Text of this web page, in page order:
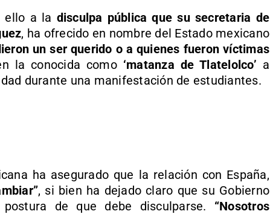
ello a la disculpa pública que su secretaria de
, ha ofrecido en nombre del Estado mexicano
un ser querido o a quienes fueron víctimas
la conocida como ‘matanza de Tlatelolco’ a
durante una manifestación de estudiantes.
ha asegurado que la relación con España,
, si bien ha dejado claro que su Gobierno
de que debe disculparse. “Nosotros